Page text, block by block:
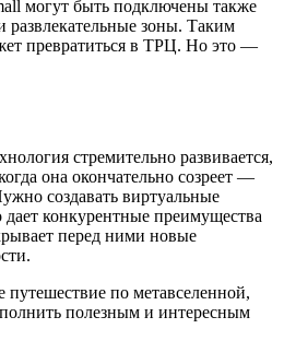
могут быть подключены также
зоны. Таким
превратиться в ТРЦ. Но это —
стремительно развивается,
она окончательно созреет —
создавать виртуальные
конкурентные преимущества
перед ними новые
по метавселенной,
полезным и интересным